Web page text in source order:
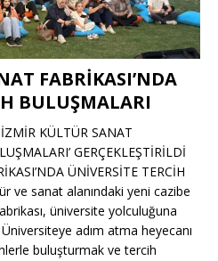
FABRİKASI’NDA
BULUŞMALARI
KÜLTÜR SANAT
GERÇEKLEŞTİRİLDİ
ÜNİVERSİTE TERCİH
ve sanat alanındaki yeni cazibe
üniversite yolculuğuna
adım atma heyecanı
buluşturmak ve tercih